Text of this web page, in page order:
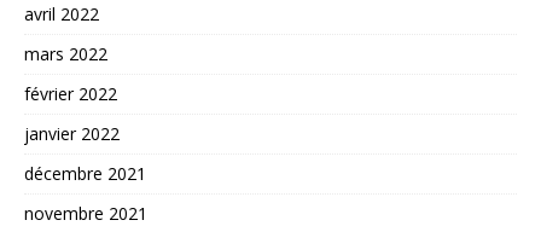
avril 2022
mars 2022
février 2022
janvier 2022
décembre 2021
novembre 2021